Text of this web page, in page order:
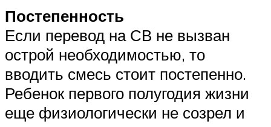
Постепенность
Если перевод на СВ не вызван
острой необходимостью, то
вводить смесь стоит постепенно.
Ребенок первого полугодия жизни
еще физиологически не созрел и